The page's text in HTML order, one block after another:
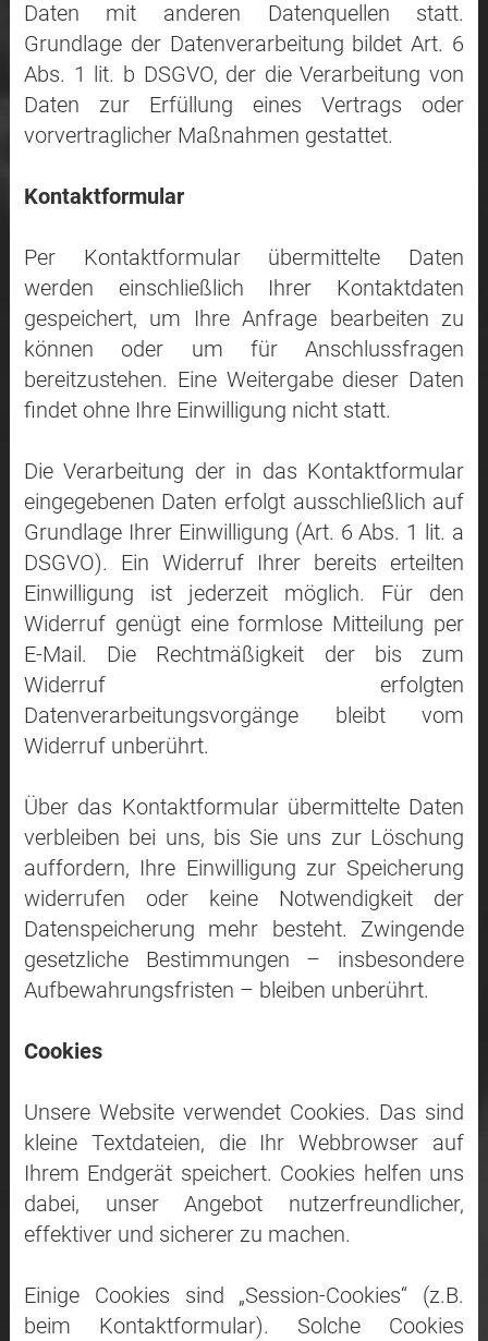
Daten mit anderen Datenquellen statt.
Grundlage der Datenverarbeitung bildet Art. 6
Abs. 1 lit. b DSGVO, der die Verarbeitung von
Daten zur Erfüllung eines Vertrags oder
vorvertraglicher Maßnahmen gestattet.
Kontaktformular
Per Kontaktformular übermittelte Daten
werden einschließlich Ihrer Kontaktdaten
gespeichert, um Ihre Anfrage bearbeiten zu
können oder um für Anschlussfragen
bereitzustehen. Eine Weitergabe dieser Daten
findet ohne Ihre Einwilligung nicht statt.
Die Verarbeitung der in das Kontaktformular
eingegebenen Daten erfolgt ausschließlich auf
Grundlage Ihrer Einwilligung (Art. 6 Abs. 1 lit. a
DSGVO). Ein Widerruf Ihrer bereits erteilten
Einwilligung ist jederzeit möglich. Für den
Widerruf genügt eine formlose Mitteilung per
E-Mail. Die Rechtmäßigkeit der bis zum
Widerruf erfolgten
Datenverarbeitungsvorgänge bleibt vom
Widerruf unberührt.
Über das Kontaktformular übermittelte Daten
verbleiben bei uns, bis Sie uns zur Löschung
auffordern, Ihre Einwilligung zur Speicherung
widerrufen oder keine Notwendigkeit der
Datenspeicherung mehr besteht. Zwingende
gesetzliche Bestimmungen – insbesondere
Aufbewahrungsfristen – bleiben unberührt.
Cookies
Unsere Website verwendet Cookies. Das sind
kleine Textdateien, die Ihr Webbrowser auf
Ihrem Endgerät speichert. Cookies helfen uns
dabei, unser Angebot nutzerfreundlicher,
effektiver und sicherer zu machen.
Einige Cookies sind „Session-Cookies“ (z.B.
beim Kontaktformular). Solche Cookies